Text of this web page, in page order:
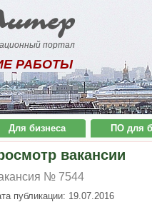
портал
РАБОТЫ
Для бизнеса ПО для
вакансии
№ 7544
публикации: 19.07.2016